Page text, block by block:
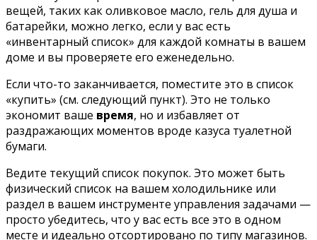
вещей, таких как оливковое масло, гель для душа и
батарейки, можно легко, если у вас есть
«инвентарный список» для каждой комнаты в вашем
доме и вы проверяете его еженедельно.
Если что-то заканчивается, поместите это в список
«купить» (см. следующий пункт). Это не только
экономит ваше время, но и избавляет от
раздражающих моментов вроде казуса туалетной
бумаги.
Ведите текущий список покупок. Это может быть
физический список на вашем холодильнике или
раздел в вашем инструменте управления задачами —
просто убедитесь, что у вас есть все это в одном
месте и идеально отсортировано по типу магазинов.